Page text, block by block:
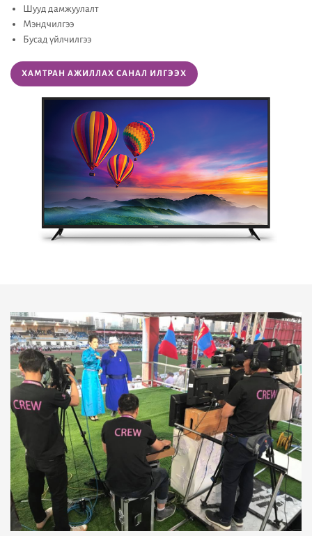
Шууд дамжуулалт
Мэндчилгээ
Бусад үйлчилгээ
ХАМТРАН АЖИЛЛАХ САНАЛ ИЛГЭЭХ